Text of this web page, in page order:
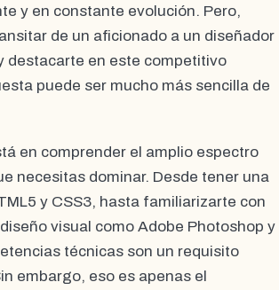
y en constante evolución. Pero,
de un aficionado a un diseñador
destacarte en este competitivo
puede ser mucho más sencilla de
en comprender el amplio espectro
necesitas dominar. Desde tener una
y CSS3, hasta familiarizarte con
visual como Adobe Photoshop y
técnicas son un requisito
embargo, eso es apenas el